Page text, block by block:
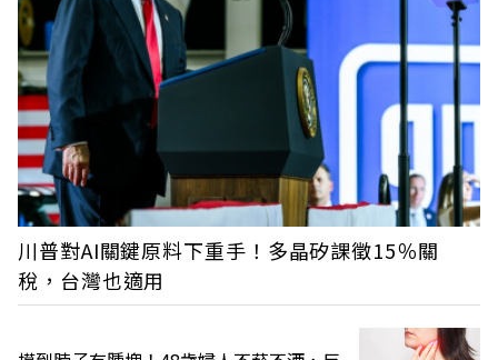
川普對AI關鍵原料下重手！多晶矽課徵15％關
稅，台灣也適用